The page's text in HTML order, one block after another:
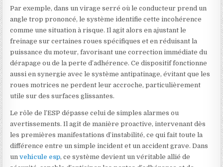
Par exemple, dans un virage serré où le conducteur prend un
angle trop prononcé, le système identifie cette incohérence
comme une situation à risque. Il agit alors en ajustant le
freinage sur certaines roues spécifiques et en réduisant la
puissance du moteur, favorisant une correction immédiate du
dérapage ou de la perte d’adhérence. Ce dispositif fonctionne
aussi en synergie avec le système antipatinage, évitant que les
roues motrices ne perdent leur accroche, particulièrement
utile sur des surfaces glissantes.
Le rôle de l’ESP dépasse celui de simples alarmes ou
avertissements. Il agit de manière proactive, intervenant dès
les premières manifestations d’instabilité, ce qui fait toute la
différence entre un simple incident et un accident grave. Dans
unvehicule esp, ce système devient un véritable allié de